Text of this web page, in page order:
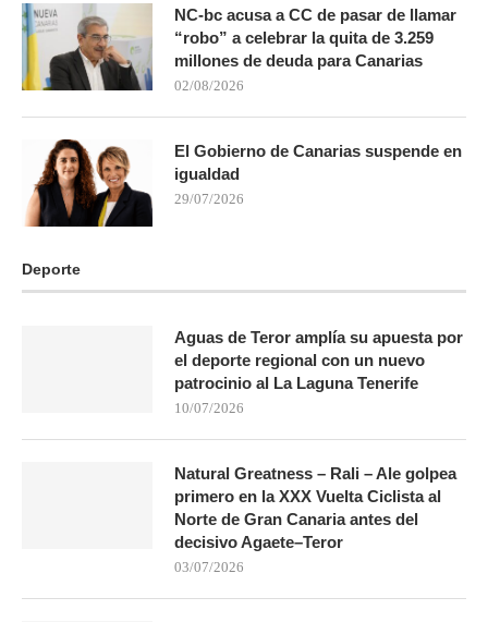
NC-bc acusa a CC de pasar de llamar
“robo” a celebrar la quita de 3.259
millones de deuda para Canarias
02/08/2026
El Gobierno de Canarias suspende en
igualdad
29/07/2026
Deporte
Aguas de Teror amplía su apuesta por
el deporte regional con un nuevo
patrocinio al La Laguna Tenerife
10/07/2026
Natural Greatness – Rali – Ale golpea
primero en la XXX Vuelta Ciclista al
Norte de Gran Canaria antes del
decisivo Agaete–Teror
03/07/2026